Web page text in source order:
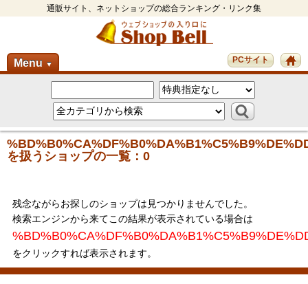
通販サイト、ネットショップの総合ランキング・リンク集
Menu ▼ PCサイト
を扱うショップの一覧：0
残念ながらお探しのショップは見つかりませんでした。
検索エンジンから来てこの結果が表示されている場合は
をクリックすれば表示されます。